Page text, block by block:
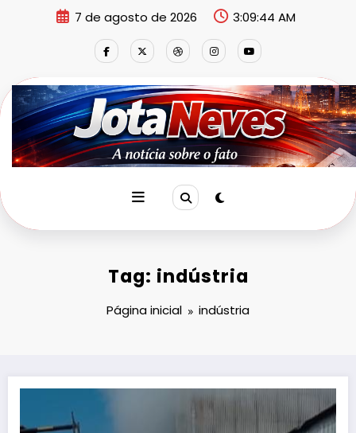
7 de agosto de 2026 3:09:45 AM
Tag: indústria
Página inicial indústria